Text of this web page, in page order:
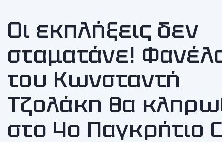
Οι εκπλήξεις δεν
σταματάνε!
του Κωνσταντή
Τζολάκη θα
στο 4ο Παγκρήτιο